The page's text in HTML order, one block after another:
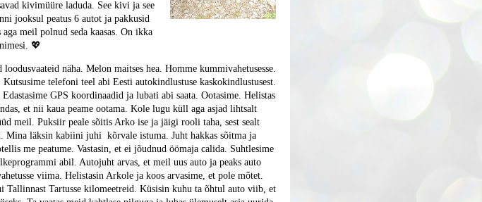
kivimüüre laduda. See kivi ja see
jooksul peatus 6 autot ja pakkusid
aga meil polnud seda kaasas. On ikka
💖
näha. Melon maitses hea. Homme kummivahetusesse.
telefoni teel abi Eesti autokindlustuse kaskokindlustusest.
Edastasime GPS koordinaadid ja lubati abi saata. Ootasime. Helistas
et nii kaua peame ootama. Kole lugu küll aga asjad lihtsalt
meil. Puksiir peale sõitis Arko ise ja jäigi rooli taha, sest sealt
Mina läksin kabiini juhi kõrvale istuma. Juht hakkas sõitma ja
me peatume. Vastasin, et ei jõudnud öömaja calida. Suhtlesime
abil. Autojuht arvas, et meil uus auto ja peaks auto
viima. Helistasin Arkole ja koos arvasime, et pole mõtet.
Tallinnast Tartusse kilomeetreid. Küsisin kuhu ta õhtul auto viib, et